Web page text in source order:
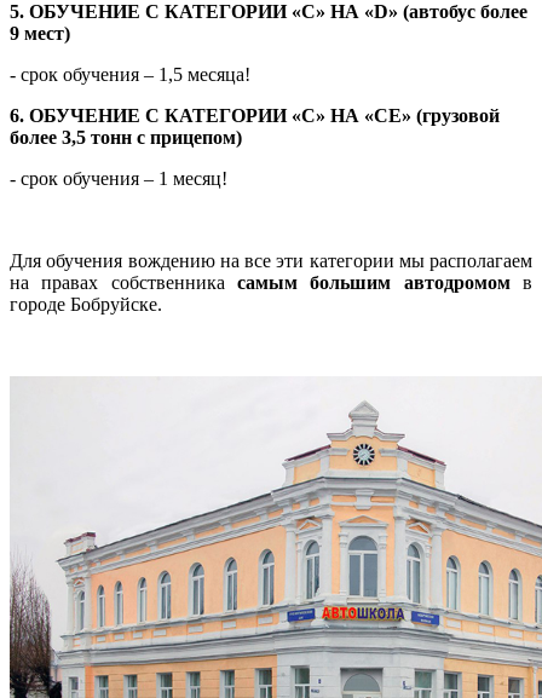
5. ОБУЧЕНИЕ С КАТЕГОРИИ «С» НА «D» (автобус более
9 мест)
- срок обучения – 1,5 месяца!
6. ОБУЧЕНИЕ С КАТЕГОРИИ «С» НА «СЕ» (грузовой
более 3,5 тонн с прицепом)
- срок обучения – 1 месяц!
Для обучения вождению на все эти категории мы располагаем
на правах собственника самым большим автодромомв
городе Бобруйске.